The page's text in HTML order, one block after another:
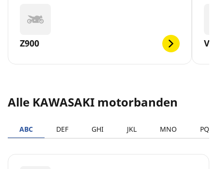
Z900
Alle KAWASAKI motorbanden
ABC DEF GHI JKL MNO PQRS